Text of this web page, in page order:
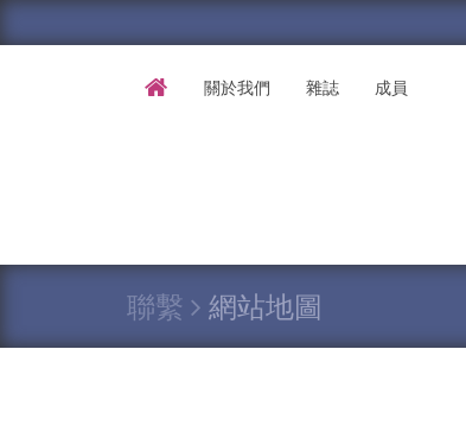
關於我們 雜誌 成員
聯繫 網站地圖